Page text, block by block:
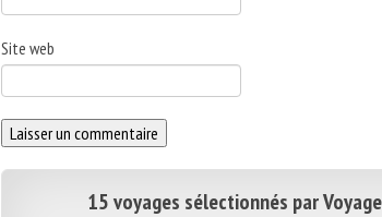
Site web
15 voyages sélectionnés par